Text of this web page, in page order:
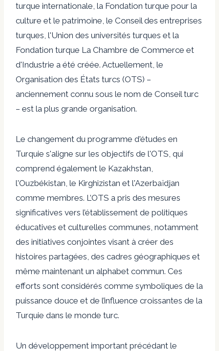
turque internationale, la Fondation turque pour la
culture et le patrimoine, le Conseil des entreprises
turques, l'Union des universités turques et la
Fondation turque La Chambre de Commerce et
d'Industrie a été créée. Actuellement, le
Organisation des États turcs (OTS) –
anciennement connu sous le nom de Conseil turc
– est la plus grande organisation.
Le changement du programme d'études en
Turquie s'aligne sur les objectifs de l'OTS, qui
comprend également le Kazakhstan,
l'Ouzbékistan, le Kirghizistan et l'Azerbaïdjan
comme membres. L’OTS a pris des mesures
significatives vers l’établissement de politiques
éducatives et culturelles communes, notamment
des initiatives conjointes visant à créer des
histoires partagées, des cadres géographiques et
même maintenant un alphabet commun. Ces
efforts sont considérés comme symboliques de la
puissance douce et de l’influence croissantes de la
Turquie dans le monde turc.
Un développement important précédant le